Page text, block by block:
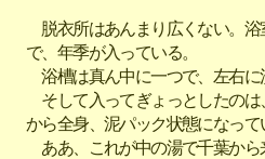
脱衣所はあんまり広くない。浴
で、年季が入っている。
浴槽は真ん中に一つで、左右に
そして入ってぎょっとしたのは
から全身、泥パック状態になって
ああ、これが中の湯で千葉から